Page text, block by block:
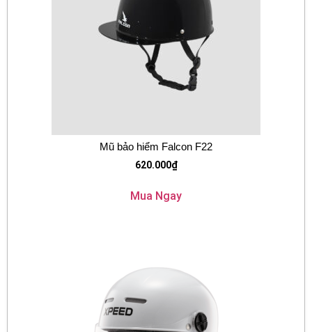
Mũ bảo hiểm Falcon F22
620.000₫
Mua Ngay